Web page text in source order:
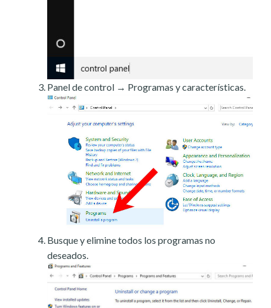
Panel de control → Programas y características.
Busque y elimine todos los programas no
deseados.